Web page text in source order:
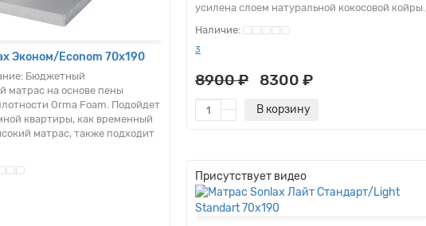
Эконом/Econom 70x190
Бюджетный
матрас на основе пены
Orma Foam. Подойдет
квартиры, как временный
матрас, также подходит
усилена слоем натуральной кокосовой койры.
3
8900 ₽ 8300 ₽
В корзину
Присутствует видео